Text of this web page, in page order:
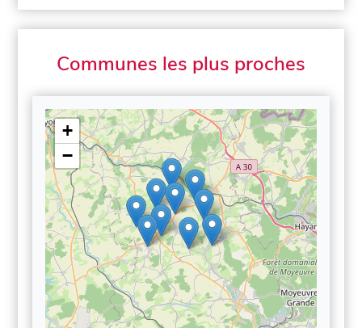
Communes les plus proches
+
−